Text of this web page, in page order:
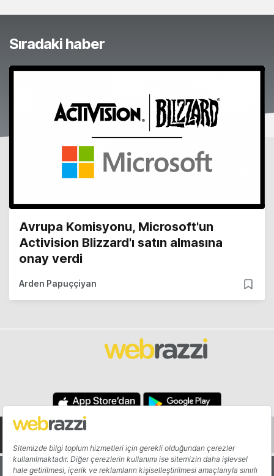
Sıradaki haber
Avrupa Komisyonu, Microsoft'un
Activision Blizzard'ı satın almasına
onay verdi
Arden Papuççiyan
Hakkında Yazarlar